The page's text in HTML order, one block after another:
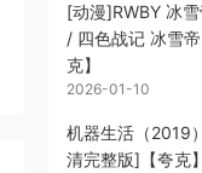
[动漫]RWBY 冰
/ 四色战记 冰雪
克】
2026-01-10
机器生活（2019
清完整版]【夸克】